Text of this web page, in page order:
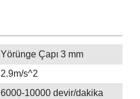
Yörünge Çapı 3 mm
2.9m/s^2
6000-10000 devir/dakika